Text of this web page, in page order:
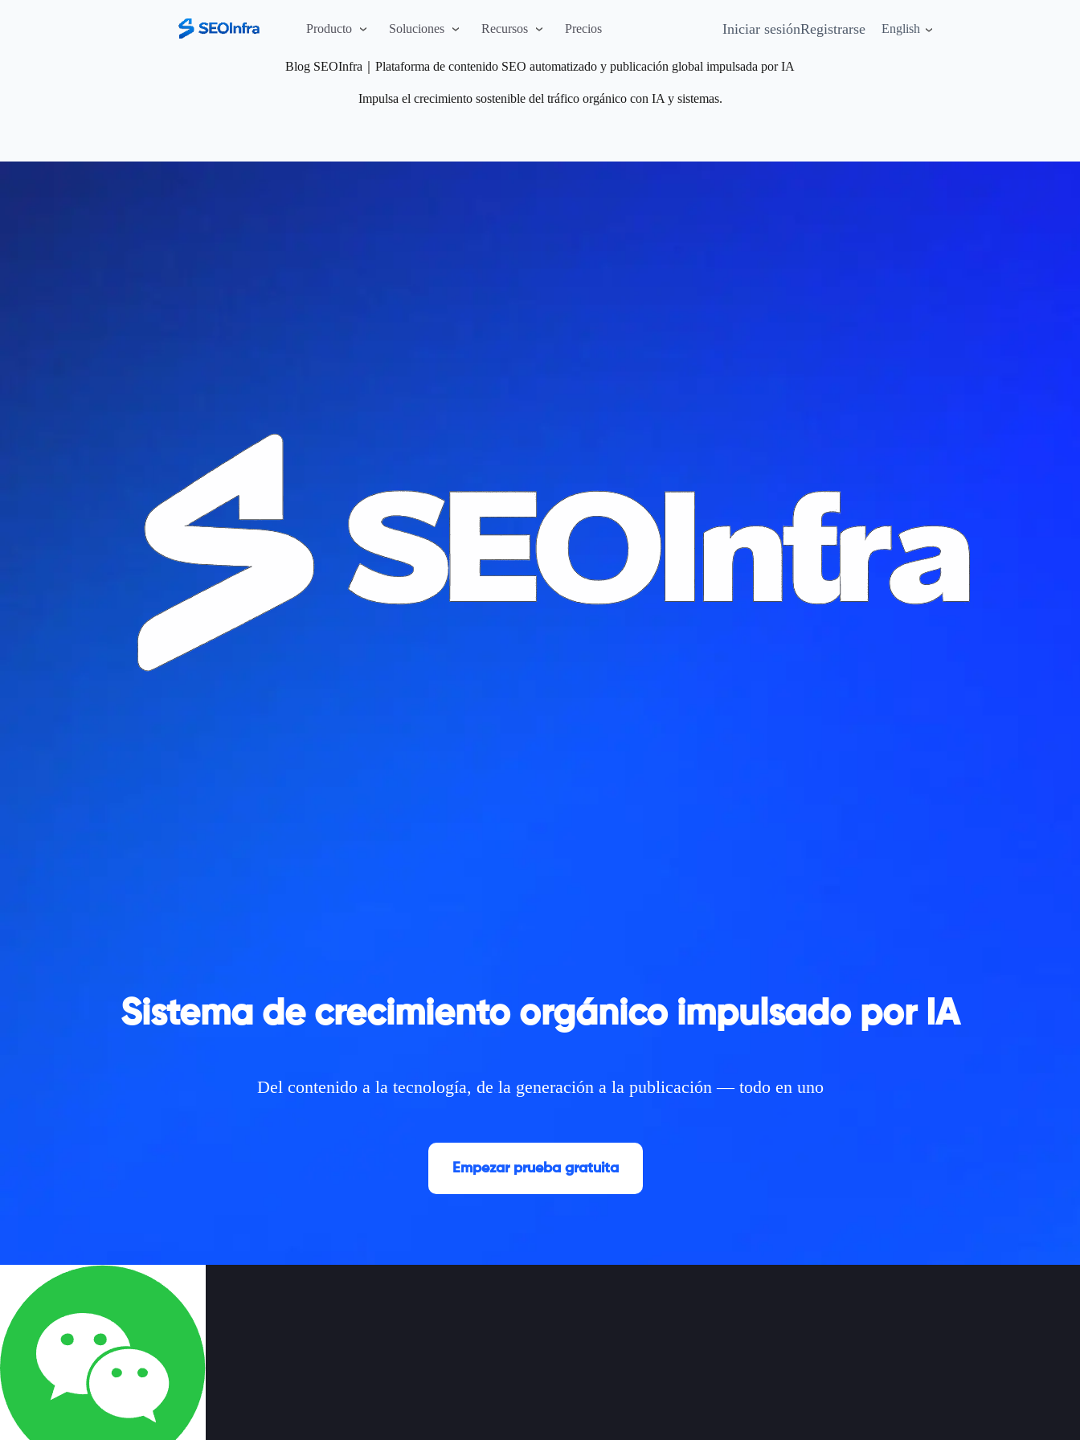
Producto Soluciones Recursos Precios Iniciar sesiónRegistrarse English
Blog SEOInfra｜Plataforma de contenido SEO automatizado y publicación global impulsada por IA
Impulsa el crecimiento sostenible del tráfico orgánico con IA y sistemas.
Sistema de crecimiento orgánico impulsado por IA
Del contenido a la tecnología, de la generación a la publicación — todo en uno
Empezar prueba gratuita